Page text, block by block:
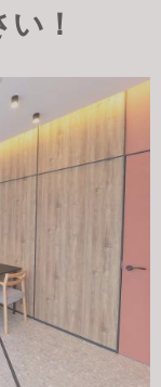
！